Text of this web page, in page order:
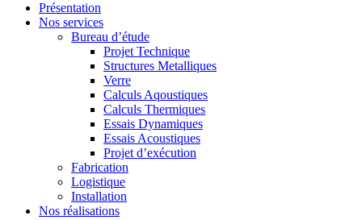
Présentation
Nos services
Bureau d’étude
Projet Technique
Structures Metalliques
Verre
Calculs Aqoustiques
Calculs Thermiques
Essais Dynamiques
Essais Acoustiques
Projet d’exécution
Fabrication
Logistique
Installation
Nos réalisations